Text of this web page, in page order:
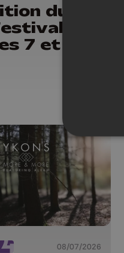
du
à
7 et 8
08/07/2026